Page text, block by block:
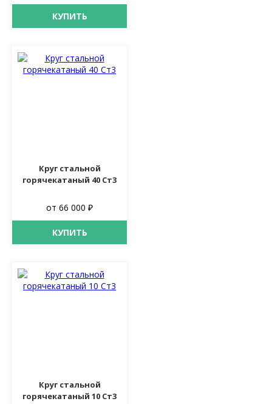
КУПИТЬ
Круг стальной
горячекатаный 40 Ст3
от 66 000 ₽
КУПИТЬ
Круг стальной
горячекатаный 10 Ст3